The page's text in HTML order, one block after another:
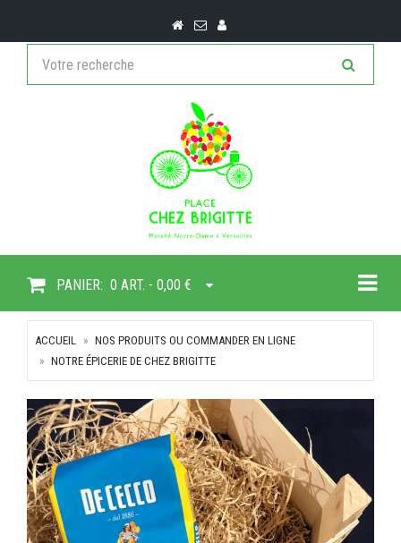
PANIER: 0 ART. - 0,00 €
ACCUEIL
NOS PRODUITS OU COMMANDER EN LIGNE
NOTRE ÉPICERIE DE CHEZ BRIGITTE